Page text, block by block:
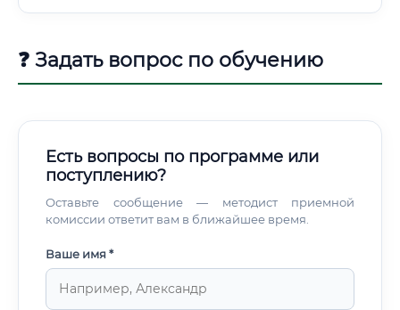
Felder и пр.; консалтинг по запуску производств,
цифровой трансформации.
❓ Задать вопрос по обучению
Есть вопросы по программе или
поступлению?
Оставьте сообщение — методист приемной
комиссии ответит вам в ближайшее время.
Ваше имя *